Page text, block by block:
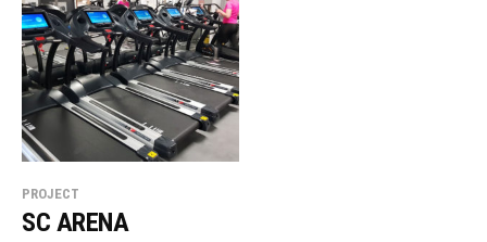
PROJECT
SC ARENA